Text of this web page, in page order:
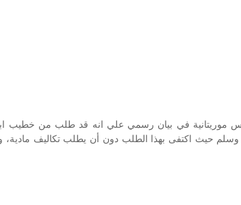
موريتانية في بيان رسمي علي انه قد طلب من خطيب
وسلم حيث اكتفى بهذا الطلب دون أن يطلب تكاليف مادية،